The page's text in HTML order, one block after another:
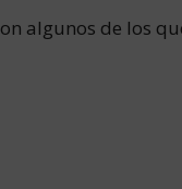
algunos de los